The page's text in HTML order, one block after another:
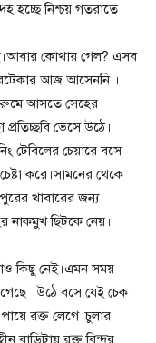
হচ্ছে নিশ্চয় গতরাতে
কোথায় গেল? এসব
আজ আসেননি ।
রুমে আসতে সেহের
ভেসে উঠে।
টেবিলের চেয়ারে বসে
করে।সামনের থেকে
খাবারের জন্য
নাকমুখ ছিটকে নেয়।
কিছু নেই।এমন সময়
।উঠে বসে যেই চেক
রক্ত লেগে।চুলার
বাড়িটায় রক্ত বিন্দুর